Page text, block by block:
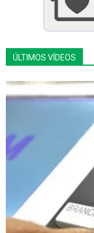
ÚLTIMOS VÍDEOS